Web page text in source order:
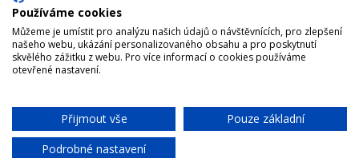
Dalšími členy koncernu jsou:
AQUAPARK OLOMOUC, a.s.
Lesy města Olomouce, a.s.
Správa nemovitostí Olomouc, a.s.
Výstaviště Flora Olomouc, a.s.
Chat
Používáme cookies
Můžeme je umístit pro analýzu našich údajů o návštěvnících, pro zlepšení
našeho webu, ukázání personalizovaného obsahu a pro poskytnutí
skvělého zážitku z webu. Pro více informací o cookies používáme
otevřené nastavení.
Přijmout vše
Pouze základní
Podrobné nastavení